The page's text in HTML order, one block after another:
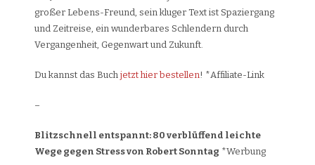
großer Lebens-Freund, sein kluger Text ist Spaziergang
und Zeitreise, ein wunderbares Schlendern durch
Vergangenheit, Gegenwart und Zukunft.
Du kannst das Buch jetzt hier bestellen! *Affiliate-Link
–
Blitzschnell entspannt: 80 verblüffend leichte
Wege gegen Stress von Robert Sonntag *Werbung